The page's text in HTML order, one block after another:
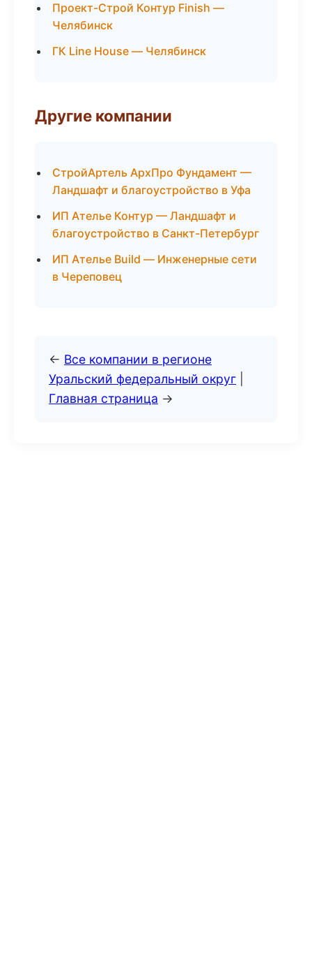
Проект-Строй Контур Finish —
Челябинск
ГК Line House — Челябинск
Другие компании
СтройАртель АрхПро Фундамент —
Ландшафт и благоустройство в Уфа
ИП Ателье Контур — Ландшафт и
благоустройство в Санкт-Петербург
ИП Ателье Build — Инженерные сети
в Череповец
← Все компании в регионе
Уральский федеральный округ
Главная страница →